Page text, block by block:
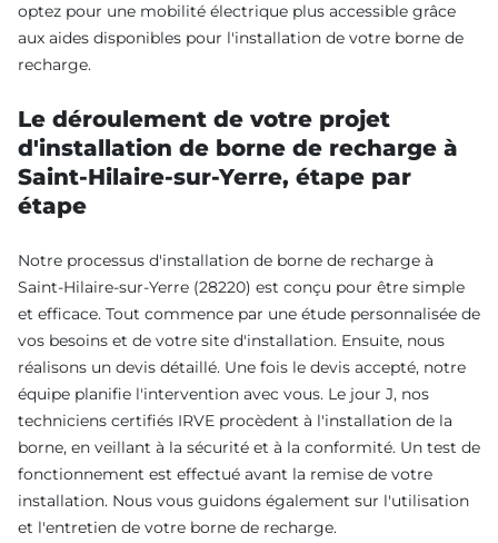
optez pour une mobilité électrique plus accessible grâce
aux aides disponibles pour l'installation de votre borne de
recharge.
Le déroulement de votre projet
d'installation de borne de recharge à
Saint-Hilaire-sur-Yerre, étape par
étape
Notre processus d'installation de borne de recharge à
Saint-Hilaire-sur-Yerre (28220) est conçu pour être simple
et efficace. Tout commence par une étude personnalisée de
vos besoins et de votre site d'installation. Ensuite, nous
réalisons un devis détaillé. Une fois le devis accepté, notre
équipe planifie l'intervention avec vous. Le jour J, nos
techniciens certifiés IRVE procèdent à l'installation de la
borne, en veillant à la sécurité et à la conformité. Un test de
fonctionnement est effectué avant la remise de votre
installation. Nous vous guidons également sur l'utilisation
et l'entretien de votre borne de recharge.